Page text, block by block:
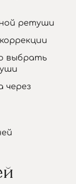
ретуши
выбрать
через